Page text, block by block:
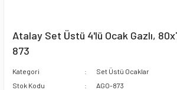
Atalay Set Üstü 4'lü Ocak Gazlı,
873
Kategori
Set Üstü Ocaklar
Stok Kodu
AGO-873